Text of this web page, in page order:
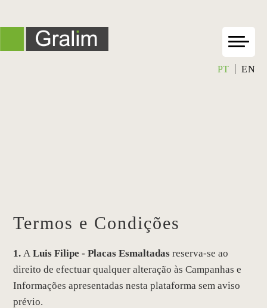
PT EN
Termos e Condições
1.ALuis Filipe - Placas Esmaltadas reserva-se ao
direito de efectuar qualquer alteração às Campanhas e
Informações apresentadas nesta plataforma sem aviso
prévio.